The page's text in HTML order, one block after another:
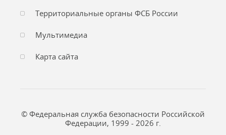
Территориальные органы ФСБ России
Мультимедиа
Карта сайта
© Федеральная служба безопасности Российской
Федерации, 1999 - 2026 г.